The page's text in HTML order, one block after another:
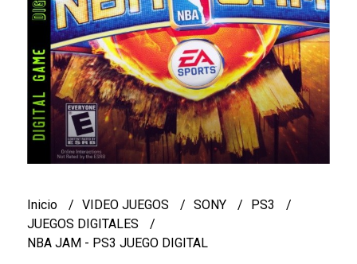
Inicio VIDEO JUEGOS SONY
PS3
JUEGOS DIGITALES
NBA JAM - PS3 JUEGO DIGITAL